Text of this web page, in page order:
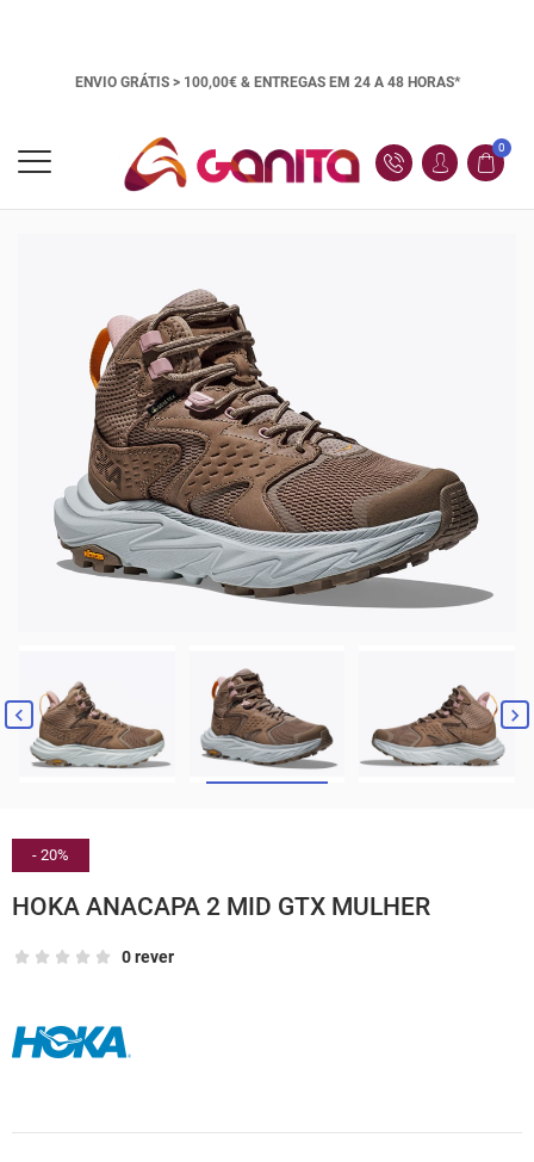
ENVIO GRÁTIS > 100,00€ & ENTREGAS EM 24 A 48 HORAS*
0
 
- 20%
HOKA ANACAPA 2 MID GTX MULHER
0 rever